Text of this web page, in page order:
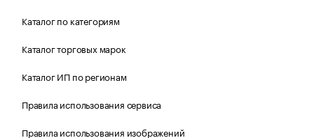
Каталог по категориям
Каталог торговых марок
Каталог ИП по регионам
Правила использования сервиса
Правила использования изображений